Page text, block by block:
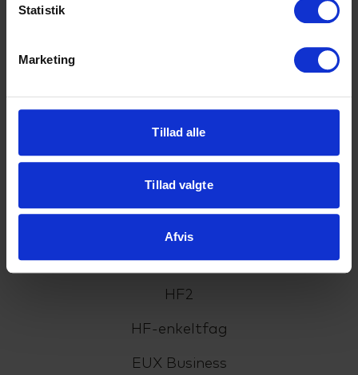
Statistik
Marketing
Tillad alle
Tillad valgte
Afvis
EAN: 5798000554191
HHX
HF2
HF-enkeltfag
EUX Business